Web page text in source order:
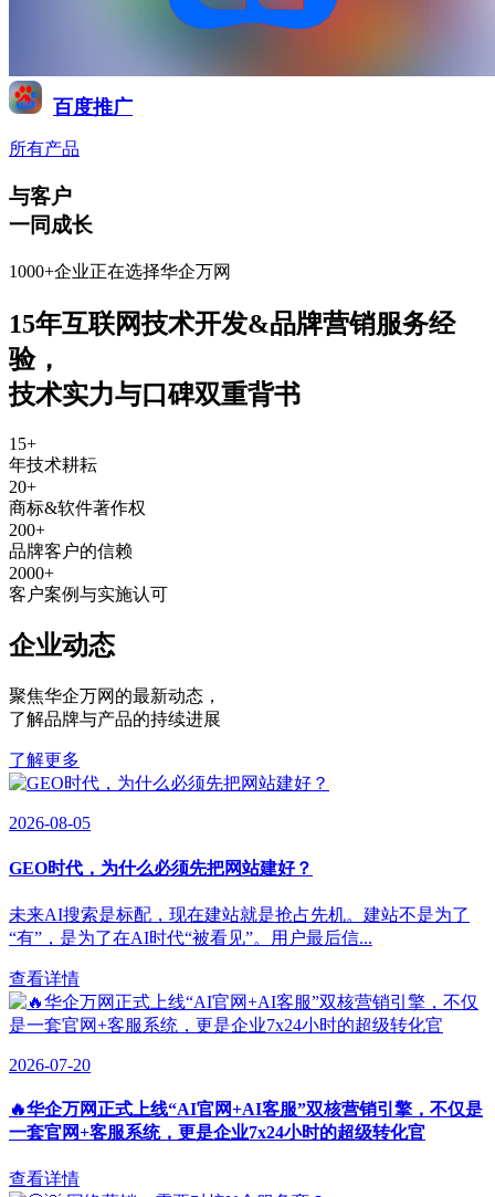
百度推广
所有产品
与客户
一同成长
1000+企业正在选择华企万网
15年互联网技术开发&品牌营销服务经
验，
技术实力与口碑双重背书
15+
年技术耕耘
20+
商标&软件著作权
200+
品牌客户的信赖
2000+
客户案例与实施认可
企业动态
聚焦华企万网的最新动态 ，
了解品牌与产品的持续进展
了解更多
2026-08-05
GEO时代，为什么必须先把网站建好？
未来AI搜索是标配，现在建站就是抢占先机。建站不是为了
“有”，是为了在AI时代“被看见”。用户最后信...
查看详情
2026-07-20
🔥华企万网正式上线“AI官网+AI客服”双核营销引擎，不仅是
一套官网+客服系统，更是企业7x24小时的超级转化官
查看详情